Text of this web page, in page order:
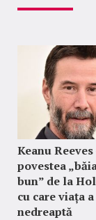
Keanu Reeves
povestea
bun” de la
cu care viața
nedreaptă